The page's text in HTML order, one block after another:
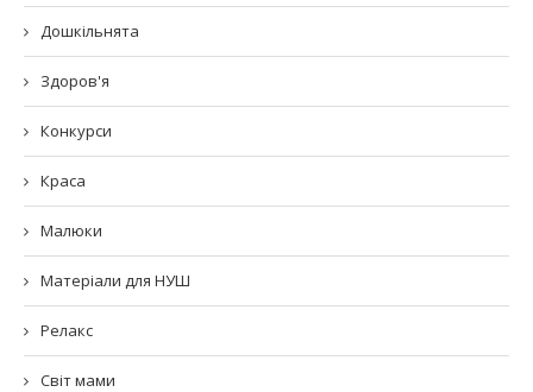
Дошкільнята
Здоров'я
Конкурси
Краса
Малюки
Матеріали для НУШ
Релакс
Світ мами